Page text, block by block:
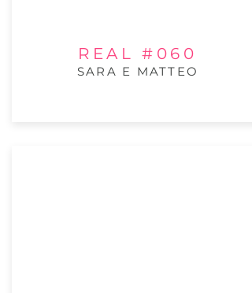
REAL #060
SARA E MATTEO